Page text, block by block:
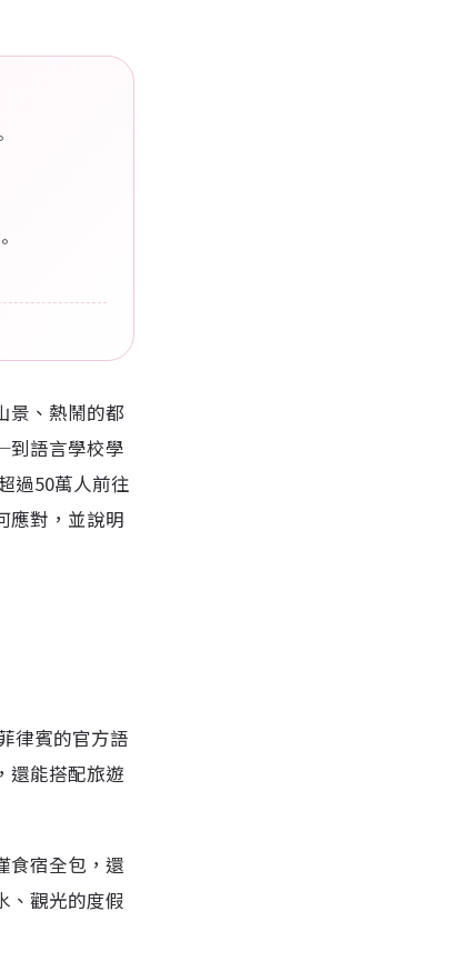
景、熱鬧的都
到語言學校學
過50萬人前往
應對，並說明
律賓的官方語
還能搭配旅遊
食宿全包，還
、觀光的度假